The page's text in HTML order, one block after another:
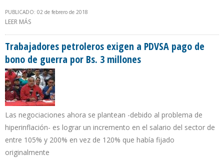
PUBLICADO: 02 de febrero de 2018
LEER MÁS
Trabajadores petroleros exigen a PDVSA pago de
bono de guerra por Bs. 3 millones
Las negociaciones ahora se plantean -debido al problema de
hiperinflación- es lograr un incremento en el salario del sector de
entre 105% y 200% en vez de 120% que había fijado
originalmente